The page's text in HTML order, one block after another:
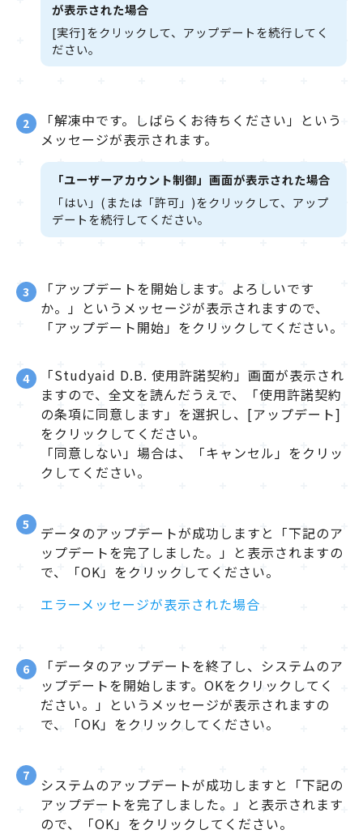
が表示された場合
[実行]をクリックして、アップデートを続行してく
ださい。
2
「解凍中です。しばらくお待ちください」という
メッセージが表示されます。
「ユーザーアカウント制御」画面が表示された場合
「はい」(または「許可」)をクリックして、アップ
デートを続行してください。
3
「アップデートを開始します。よろしいです
か。」というメッセージが表示されますので、
「アップデート開始」をクリックしてください。
4
「Studyaid D.B. 使用許諾契約」画面が表示され
ますので、全文を読んだうえで、「使用許諾契約
の条項に同意します」を選択し、[アップデート]
をクリックしてください。
「同意しない」場合は、「キャンセル」をクリッ
クしてください。
5
データのアップデートが成功しますと「下記のア
ップデートを完了しました。」と表示されますの
で、「OK」をクリックしてください。
エラーメッセージが表示された場合
6
「データのアップデートを終了し、システムのア
ップデートを開始します。OKをクリックしてく
ださい。」というメッセージが表示されますの
で、「OK」をクリックしてください。
7
システムのアップデートが成功しますと「下記の
アップデートを完了しました。」と表示されます
ので、「OK」をクリックしてください。